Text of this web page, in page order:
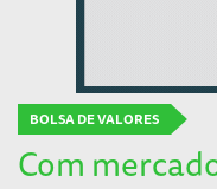
BOLSA DE VALORES
Com